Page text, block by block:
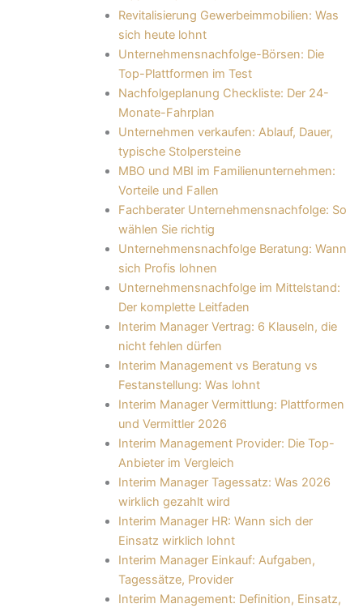
Revitalisierung Gewerbeimmobilien: Was
sich heute lohnt
Unternehmensnachfolge-Börsen: Die
Top-Plattformen im Test
Nachfolgeplanung Checkliste: Der 24-
Monate-Fahrplan
Unternehmen verkaufen: Ablauf, Dauer,
typische Stolpersteine
MBO und MBI im Familienunternehmen:
Vorteile und Fallen
Fachberater Unternehmensnachfolge: So
wählen Sie richtig
Unternehmensnachfolge Beratung: Wann
sich Profis lohnen
Unternehmensnachfolge im Mittelstand:
Der komplette Leitfaden
Interim Manager Vertrag: 6 Klauseln, die
nicht fehlen dürfen
Interim Management vs Beratung vs
Festanstellung: Was lohnt
Interim Manager Vermittlung: Plattformen
und Vermittler 2026
Interim Management Provider: Die Top-
Anbieter im Vergleich
Interim Manager Tagessatz: Was 2026
wirklich gezahlt wird
Interim Manager HR: Wann sich der
Einsatz wirklich lohnt
Interim Manager Einkauf: Aufgaben,
Tagessätze, Provider
Interim Management: Definition, Einsatz,